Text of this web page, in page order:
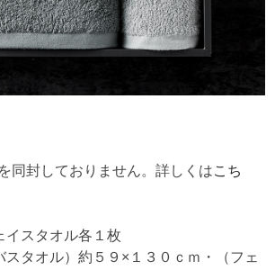
同封しておりません。詳しくはこち
イスタオル各１枚
スタオル）約５９×１３０ｃｍ・（フェ